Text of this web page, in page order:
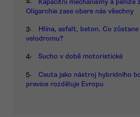
Oligarchie zase obere nás všechny
3.
Hlína, asfalt, beton. Co zůstane
velodromu?
4. Sucho v době motoristické
5.
Ceuta jako nástroj hybridního
pravice rozděluje Evropu